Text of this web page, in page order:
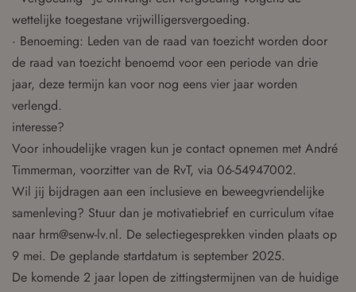
wettelijke toegestane vrijwilligersvergoeding.
· Benoeming: Leden van de raad van toezicht worden door
de raad van toezicht benoemd voor een periode van drie
jaar, deze termijn kan voor nog eens vier jaar worden
verlengd.
interesse?
Voor inhoudelijke vragen kun je contact opnemen met André
Timmerman, voorzitter van de RvT, via 06-54947002.
Wil jij bijdragen aan een inclusieve en beweegvriendelijke
samenleving? Stuur dan je motivatiebrief en curriculum vitae
naar hrm@senw-lv.nl. De selectiegesprekken vinden plaats op
9 mei. De geplande startdatum is september 2025.
De komende 2 jaar lopen de zittingstermijnen van de huidige